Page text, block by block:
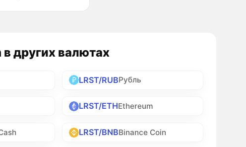
других валютах
LRST/RUBРубль
LRST/ETHEthereum
LRST/BNBBinance Coin